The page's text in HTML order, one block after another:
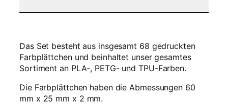
F
a
r
b
m
Das Set besteht aus insgesamt 68 gedruckten
Farbplättchen und beinhaltet unser gesamtes
Sortiment an PLA-, PETG- und TPU-Farben.
Die Farbplättchen haben die Abmessungen 60
mm x 25 mm x 2 mm.